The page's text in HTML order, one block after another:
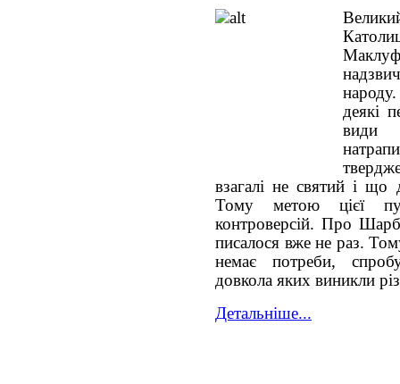
деякі
види
взагалі не святий і
Тому метою цієї
контроверсій. Про
писалося вже не раз.
немає потреби,
довкола яких виникли
Детальніше...